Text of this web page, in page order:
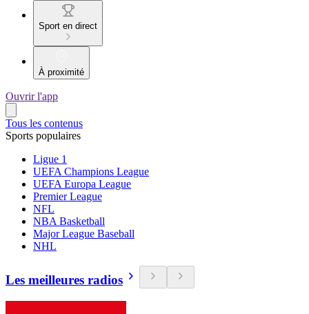
Sport en direct
À proximité
Ouvrir l'app
Tous les contenus
Sports populaires
Ligue 1
UEFA Champions League
UEFA Europa League
Premier League
NFL
NBA Basketball
Major League Baseball
NHL
Les meilleures radios